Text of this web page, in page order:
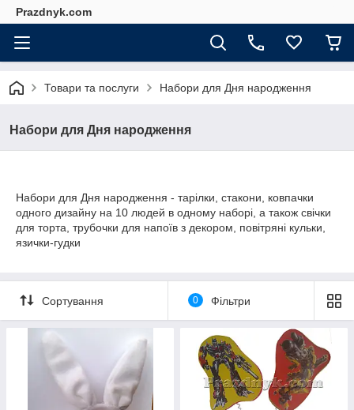
Prazdnyk.com
Товари та послуги Набори для Дня народження
Набори для Дня народження
Набори для Дня народження - тарілки, стакони, ковпачки
одного дизайну на 10 людей в одному наборі, а також свічки
для торта, трубочки для напоїв з декором, повітряні кульки,
язички-гудки
Сортування 0 Фільтри